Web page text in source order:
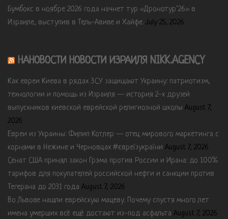
Бумбокс в ноябре 2026 года начнет тур «Дронотур’26» в
Израиле, выступив в Тель-Авиве и Хайфе. July 25, 2026
НАНОВОСТИ НОВОСТИ ИЗРАИЛЯ NIKK.AGENCY
Как евреи Киева в рядах ЗСУ защищают Украину: патриотизм,
технологии и помощь из Израиля — история 2-х друзей
выпускников киевской еврейской религиозной школы August 7,
2026
Евреи из Украины: Филип Котлер — отец мирового маркетинга с
корнями в Нежине и Черновцах #євреїзукраїни August 7, 2026
Сенат США принял закон Грэма против России и Ирана: до 100%
тарифов для покупателей российской нефти и санкции против
Тегерана до 2031 года August 7, 2026
Во Львове нашли еврейскую мацеву. Почему спустя много лет
имена умерших всё ещё достают из-под асфальта August 7, 2026